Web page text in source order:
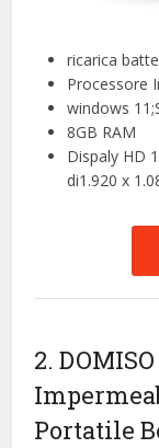
ricarica
Processore
windows
8GB RAM
Dispaly HD
di1.920 x
2.
Portatile